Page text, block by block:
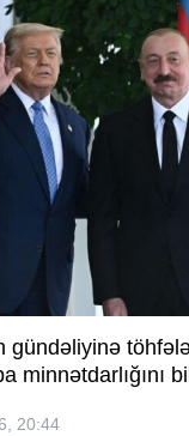
gündəliyinə
minnətdarlığını
20:44